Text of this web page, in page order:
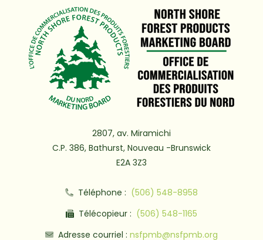
2807, av. Miramichi
C.P. 386, Bathurst, Nouveau -Brunswick
E2A 3Z3
Téléphone : (506) 548-8958
Télécopieur : (506) 548-1165
Adresse courriel : nsfpmb@nsfpmb.org